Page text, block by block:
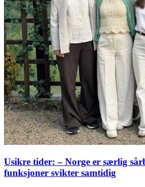
Usikre tider: – Norge er særlig
funksjoner svikter samtidig